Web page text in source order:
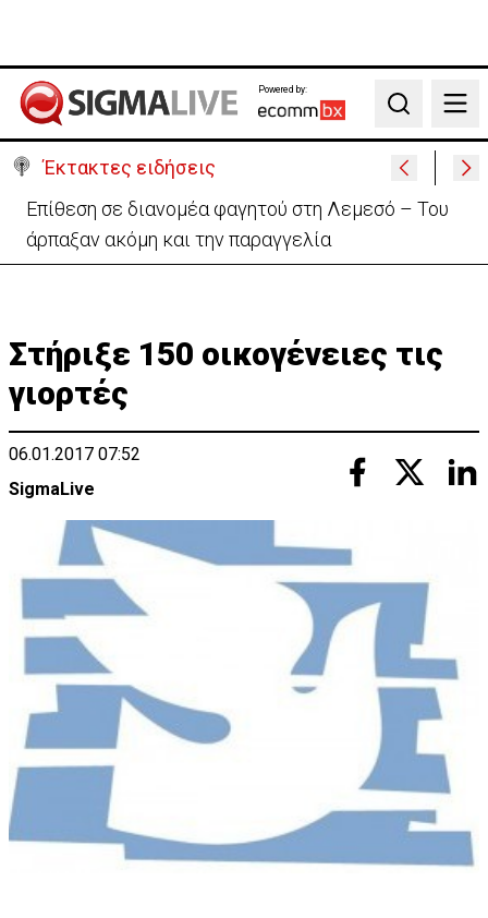
Powered by:
Search
Έκτακτες ειδήσεις
Ο στρατηγός του Τραμπ «αναζητά διέξοδο» από τον
πόλεμο με το Ιράν
Στήριξε 150 οικογένειες τις
γιορτές
06.01.2017 07:52
SigmaLive